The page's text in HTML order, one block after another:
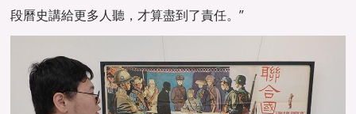
段曆史講給更多人聽，才算盡到了責任。”